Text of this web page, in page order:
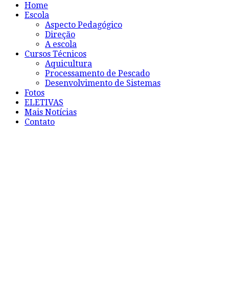
Home
Escola
Aspecto Pedagógico
Direção
A escola
Cursos Técnicos
Aquicultura
Processamento de Pescado
Desenvolvimento de Sistemas
Fotos
ELETIVAS
Mais Notícias
Contato